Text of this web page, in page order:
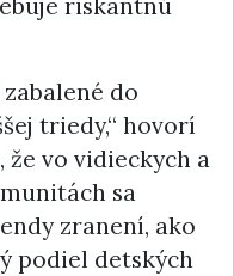
riskantnú
do
triedy,“ hovorí
že vo vidieckych a
sa
zranení, ako
podiel detských